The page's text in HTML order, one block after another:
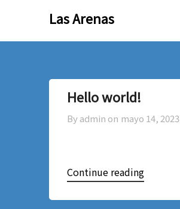
content
content
Las Arenas
Hello world!
By admin on mayo 14, 2023
Continue reading